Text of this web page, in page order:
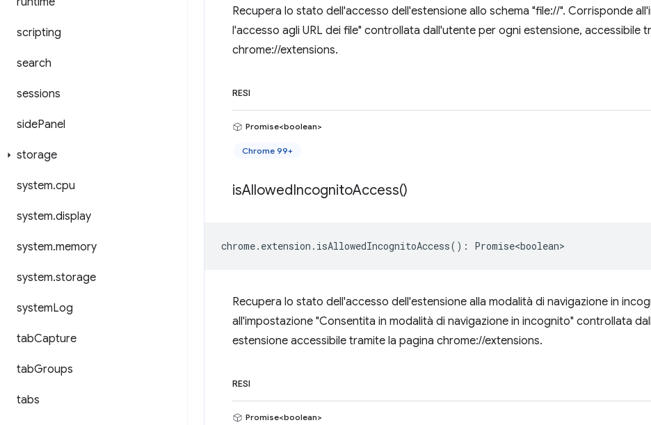
scripting
search
sessions
sidePanel
storage
system.cpu
system.display
system.memory
system.storage
systemLog
tabCapture
tabGroups
tabs
Recupera lo stato dell'accesso dell'estensione allo schema "file://". Corrisponde
l'accesso agli URL dei file" controllata dall'utente per ogni estensione, accessibile
chrome://extensions.
RESI
Promise<boolean>
Chrome 99+
isAllowedIncognitoAccess()
chrome. extension . isAllowedIncognitoAccess() : Promise<boolean>
Recupera lo stato dell'accesso dell'estensione alla modalità di navigazione in
all'impostazione "Consentita in modalità di navigazione in incognito" controllata
estensione accessibile tramite la pagina chrome://extensions.
RESI
Promise<boolean>